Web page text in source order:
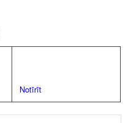
Notīrīt